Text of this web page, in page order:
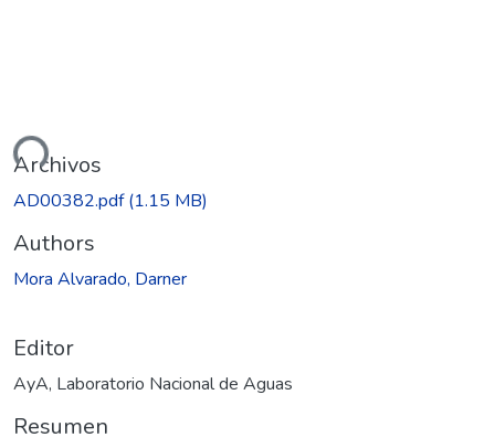
Archivos
AD00382.pdf(1.15 MB)
Authors
Mora Alvarado, Darner
Editor
AyA, Laboratorio Nacional de Aguas
Resumen